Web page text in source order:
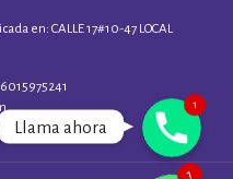
en: CALLE 17#10-47 LOCAL
Phone
Llama ahora